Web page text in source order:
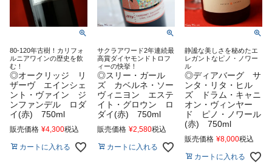
80-120年古樹！カリフォ
ルニアワインの歴史を飲
む！
◎オークリッジ リ
ザーヴ エインシェ
ント・ヴァイン ジ
ンファンデル ロダ
イ(赤) 750ml
販売価格 ¥4,300税込
カートに入れる
サクラアワード2年連続最
高賞ダイヤモンドトロフ
ィーの快挙！
◎スリー・ガール
ズ カベルネ・ソー
ヴィニヨン エステ
イト・グロウン ロ
ダイ(赤) 750ml
販売価格 ¥2,580税込
カートに入れる
静謐な美しさを秘めたエ
レガントなピノ・ノワー
ル
◎ディアバーグ サ
ンタ・リタ・ヒル
ズ ドラム・キャニ
オン・ヴィンヤー
ド ピノ・ノワール
(赤) 750ml
販売価格 ¥8,000税込
カートに入れる